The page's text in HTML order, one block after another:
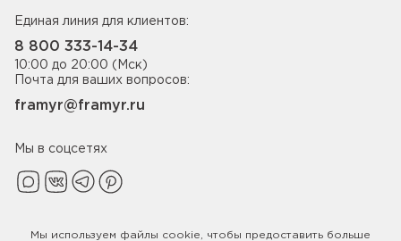
Единая линия для клиентов:
8 800 333-14-34
10:00 до 20:00 (Мск)
Почта для ваших вопросов:
framyr@framyr.ru
Мы в соцсетях
Мы используем файлы cookie , чтобы предоставить больше